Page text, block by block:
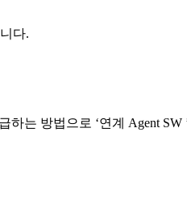
다.
는 방법으로 ‘연계 Agent